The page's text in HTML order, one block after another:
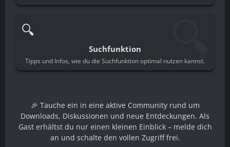
🔍
Suchfunktion
Tipps und Infos, wie du die Suchfunktion optimal nutzen kannst.
🎉 Tauche ein in eine aktive Community rund um
Downloads, Diskussionen und neue Entdeckungen. Als
Gast erhältst du nur einen kleinen Einblick – melde dich
an und schalte den vollen Zugriff frei.